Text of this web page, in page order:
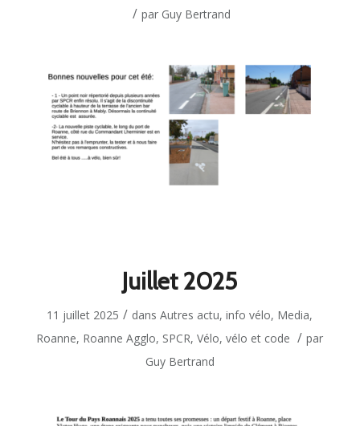
/ par Guy Bertrand
Juillet 2025
11 juillet 2025 / dansAutres actu,info vélo, Media,
Roanne, Roanne Agglo, SPCR,Vélo,vélo et code / par
Guy Bertrand